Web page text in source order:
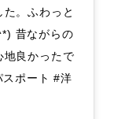
。ふわっと
昔ながらの
地良かったで
ポート #洋